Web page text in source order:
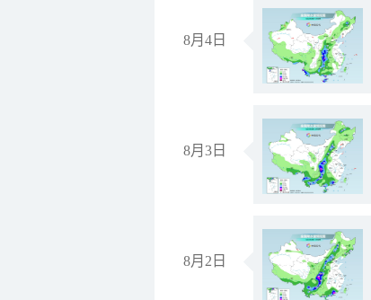
8月4日
8月3日
8月2日